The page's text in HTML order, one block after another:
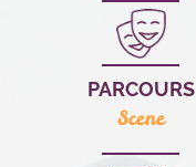
PARCOURS
Scene